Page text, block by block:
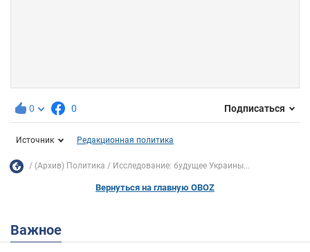
0 0 Подписаться
Источник Редакционная политика
(Архив) Политика Исследование: будущее Украины...
Вернуться на главную OBOZ
Важное